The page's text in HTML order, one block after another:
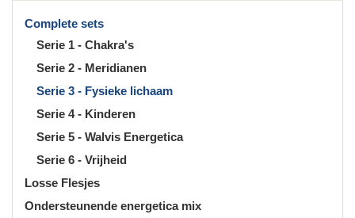
Complete sets
Serie 1 - Chakra's
Serie 2 - Meridianen
Serie 3 - Fysieke lichaam
Serie 4 - Kinderen
Serie 5 - Walvis Energetica
Serie 6 - Vrijheid
Losse Flesjes
Ondersteunende energetica mix